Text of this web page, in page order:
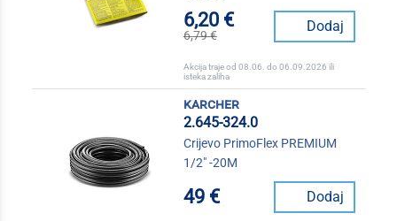
6,20 €
6,79 €
Dodaj
Akcija traje od 08.06. do 06.09.2026 ili
isteka zaliha
karcher
2.645-324.0
Crijevo PrimoFlex PREMIUM
1/2" -20M
49 € Dodaj